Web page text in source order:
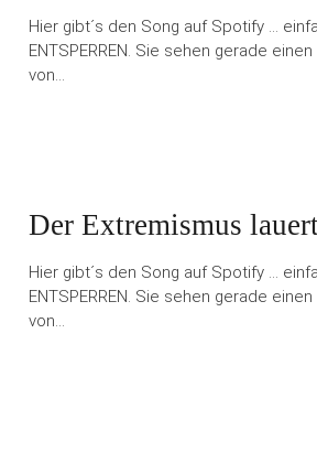
Hier gibt´s den Song auf Spotify …
ENTSPERREN. Sie sehen gerade
von…
Der Extremismus
Hier gibt´s den Song auf Spotify …
ENTSPERREN. Sie sehen gerade
von…